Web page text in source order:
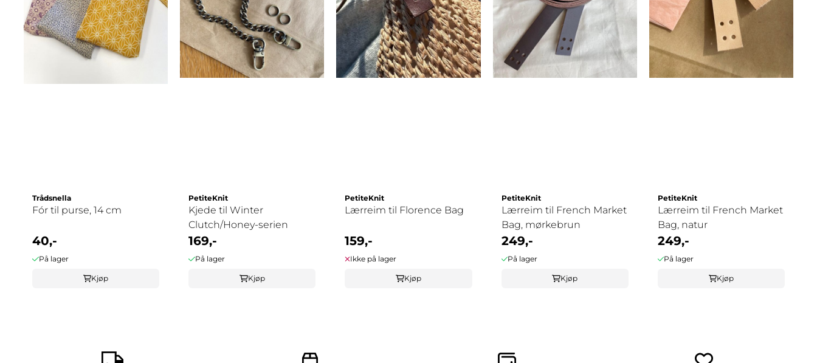
Trådsnella
Fór til purse, 14 cm
40,-
På lager
Kjøp
PetiteKnit
Kjede til Winter
Clutch/Honey-serien
169,-
På lager
Kjøp
PetiteKnit
Lærreim til Florence Bag
159,-
Ikke på lager
Kjøp
PetiteKnit
Lærreim til French Market
Bag, mørkebrun
249,-
På lager
Kjøp
PetiteKnit
Lærreim til French Market
Bag, natur
249,-
På lager
Kjøp